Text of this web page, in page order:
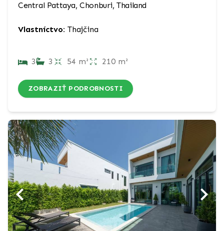
Central Pattaya, Chonburi, Thailand
Vlastníctvo: Thajčina
3 3 54 m² 210 m²
ZOBRAZIŤ PODROBNOSTI